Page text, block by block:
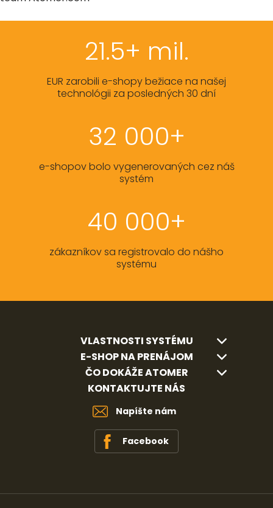
21.5+ mil.
EUR zarobili e-shopy bežiace na našej
technológii za posledných 30 dní
32 000+
e-shopov bolo vygenerovaných cez náš
systém
40 000+
zákazníkov sa registrovalo do nášho
systému
VLASTNOSTI SYSTÉMU
E-SHOP NA PRENÁJOM
ČO DOKÁŽE ATOMER
KONTAKTUJTE NÁS
Napíšte nám
Facebook